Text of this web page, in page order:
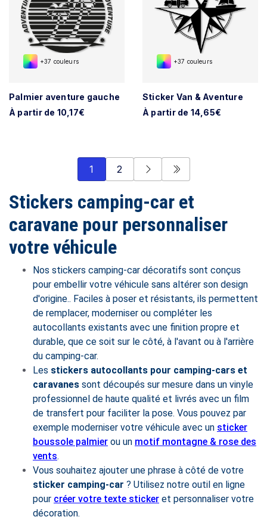
+37 couleurs
Palmier aventure gauche
À partir de 10,17€
+37 couleurs
Sticker Van & Aventure
À partir de 14,65€
1 2
Stickers camping-car et
caravane pour personnaliser
votre véhicule
Nos stickers camping-car décoratifs sont conçus
pour embellir votre véhicule sans altérer son design
d'origine.. Faciles à poser et résistants, ils permettent
de remplacer, moderniser ou compléter les
autocollants existants avec une finition propre et
durable, que ce soit sur le côté, à l'avant ou à l'arrière
du camping-car.
Les stickers autocollants pour camping-cars et
caravanes sont découpés sur mesure dans un vinyle
professionnel de haute qualité et livrés avec un film
de transfert pour faciliter la pose. Vous pouvez par
exemple moderniser votre véhicule avec un sticker
boussole palmier ou un motif montagne & rose des
vents.
Vous souhaitez ajouter une phrase à côté de votre
sticker camping-car ? Utilisez notre outil en ligne
pour créer votre texte sticker et personnaliser votre
décoration.